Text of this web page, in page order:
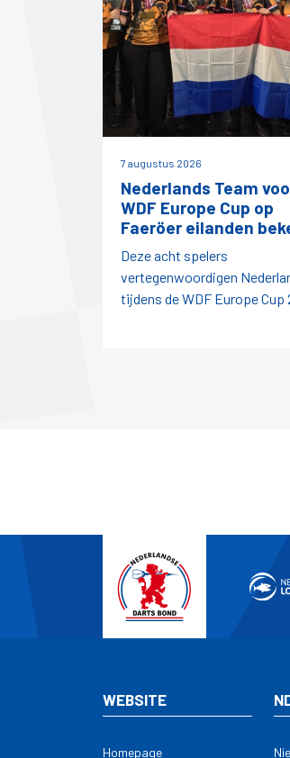
7 augustus 2026
Nederlands Team
WDF Europe Cup op
Faeröer eilanden
Deze acht spelers
vertegenwoordigen
tijdens de WDF Europe Cup
WEBSITE
Homepage